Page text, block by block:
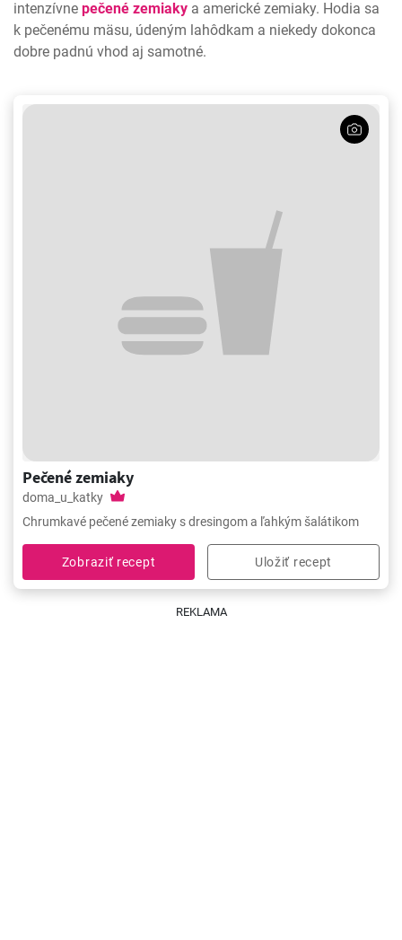
intenzívne pečené zemiaky a americké zemiaky. Hodia sa
k pečenému mäsu, údeným lahôdkam a niekedy dokonca
dobre padnú vhod aj samotné.
Pečené zemiaky
doma_u_katky
Chrumkavé pečené zemiaky s dresingom a ľahkým šalátikom
Zobraziť recept Uložiť recept
REKLAMA